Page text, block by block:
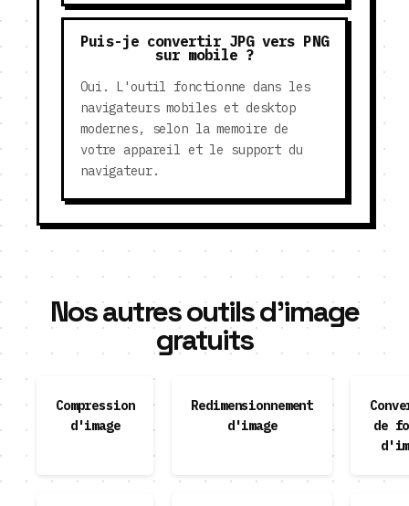
Puis-je convertir JPG vers PNG
sur mobile ?
Oui. L'outil fonctionne dans les
navigateurs mobiles et desktop
modernes, selon la memoire de
votre appareil et le support du
navigateur.
Nos autres outils d'image
gratuits
Compression
d'image
Redimensionnement
d'image
de